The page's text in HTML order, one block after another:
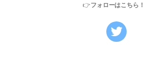
👉フォローはこちら！